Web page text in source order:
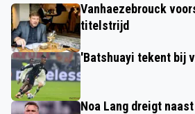
Vanhaezebrouck
titelstrijd
'Batshuayi tekent bij
Noa Lang dreigt